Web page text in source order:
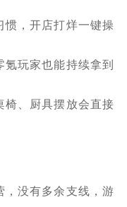
惯，开店打烊一键操
玩家也能持续拿到
椅、厨具摆放会直接
，没有多余支线，游